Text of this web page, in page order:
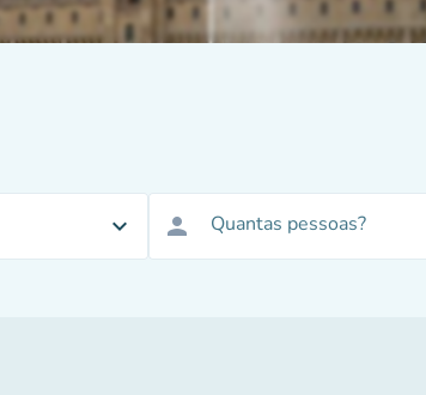
expand_more person Quantas pessoas?